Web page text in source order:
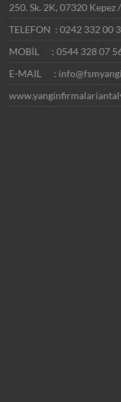
250. Sk. 2K, 07320 Kepez
TELEFON : 0242 332 00
MOBİL : 0544 328 07
E-MAIL :